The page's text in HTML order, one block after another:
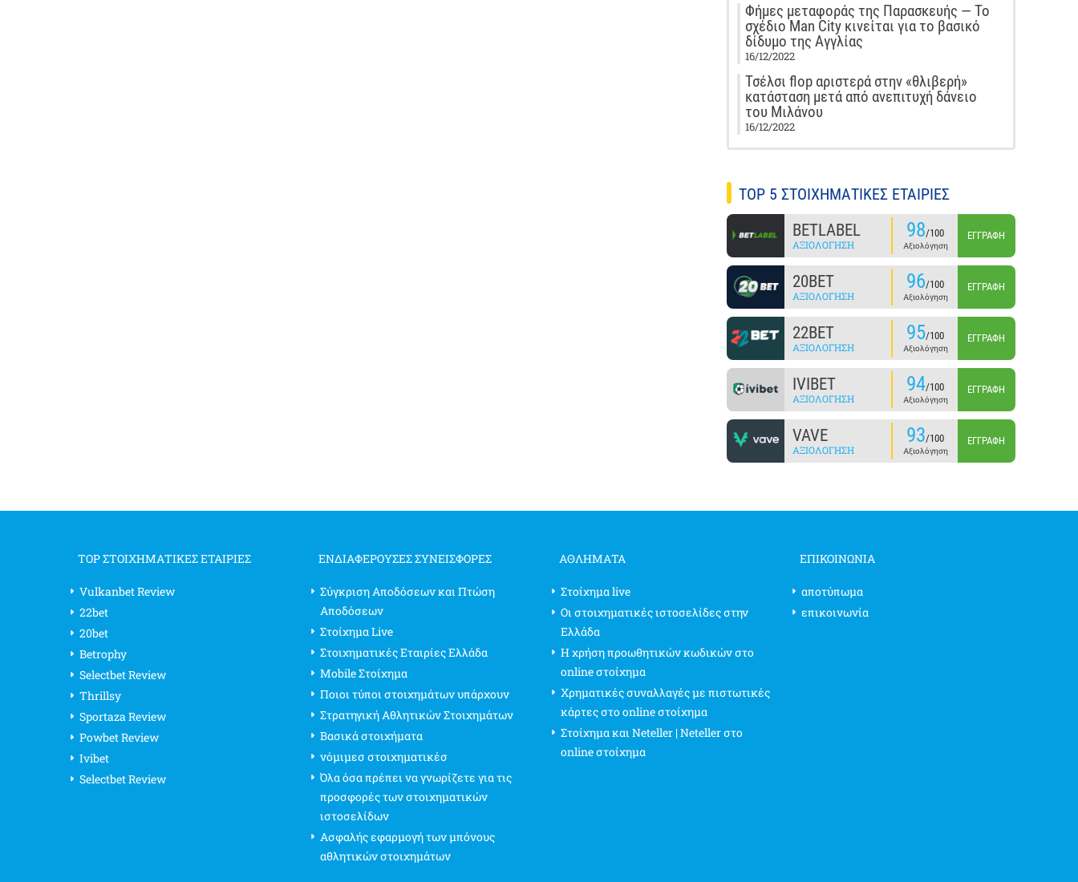
Φήμες μεταφοράς της Παρασκευής — Το
σχέδιο Man City κινείται για το βασικό
δίδυμο της Αγγλίας
16/12/2022
Τσέλσι flop αριστερά στην «θλιβερή»
κατάσταση μετά από ανεπιτυχή δάνειο
του Μιλάνου
16/12/2022
TOP 5 ΣΤΟΙΧΗΜΑΤΙΚΕΣ ΕΤΑΙΡΙΕΣ
BETLABEL
ΑΞΙΟΛΌΓΗΣΗ
98/100
Αξιολόγηση
ΕΓΓΡΑΦΉ
20BET
ΑΞΙΟΛΌΓΗΣΗ
96/100
Αξιολόγηση
ΕΓΓΡΑΦΉ
22BET
ΑΞΙΟΛΌΓΗΣΗ
95/100
Αξιολόγηση
ΕΓΓΡΑΦΉ
IVIBET
ΑΞΙΟΛΌΓΗΣΗ
94/100
Αξιολόγηση
ΕΓΓΡΑΦΉ
VAVE
ΑΞΙΟΛΌΓΗΣΗ
93/100
Αξιολόγηση
ΕΓΓΡΑΦΉ
TOP ΣΤΟΙΧΗΜΑΤΙΚΕΣ ΕΤΑΙΡΙΕΣ
Vulkanbet Review
22bet
20bet
Betrophy
Selectbet Review
Thrillsy
Sportaza Review
Powbet Review
Ivibet
Selectbet Review
ΕΝΔΙΑΦΈΡΟΥΣΕΣ ΣΥΝΕΙΣΦΟΡΈΣ
Σύγκριση Αποδόσεων και Πτώση
Αποδόσεων
Στοίχημα Live
Στοιχηματικές Εταιρίες Ελλάδα
Mobile Στοίχημα
Ποιοι τύποι στοιχημάτων υπάρχουν
Στρατηγική Αθλητικών Στοιχημάτων
Βασικά στοιχήματα
νόμιμεσ στοιχηματικέσ
Όλα όσα πρέπει να γνωρίζετε για τις
προσφορές των στοιχηματικών
ιστοσελίδων
Ασφαλής εφαρμογή των μπόνους
αθλητικών στοιχημάτων
ΑΘΛΗΜΑΤΑ
Στοίχημα live
Οι στοιχηματικές ιστοσελίδες στην
Ελλάδα
Η χρήση προωθητικών κωδικών στο
online στοίχημα
Χρηματικές συναλλαγές με πιστωτικές
κάρτες στο online στοίχημα
Στοίχημα και Neteller | Neteller στο
online στοίχημα
ΕΠΙΚΟΙΝΩΝΊΑ
αποτύπωμα
επικοινωνία